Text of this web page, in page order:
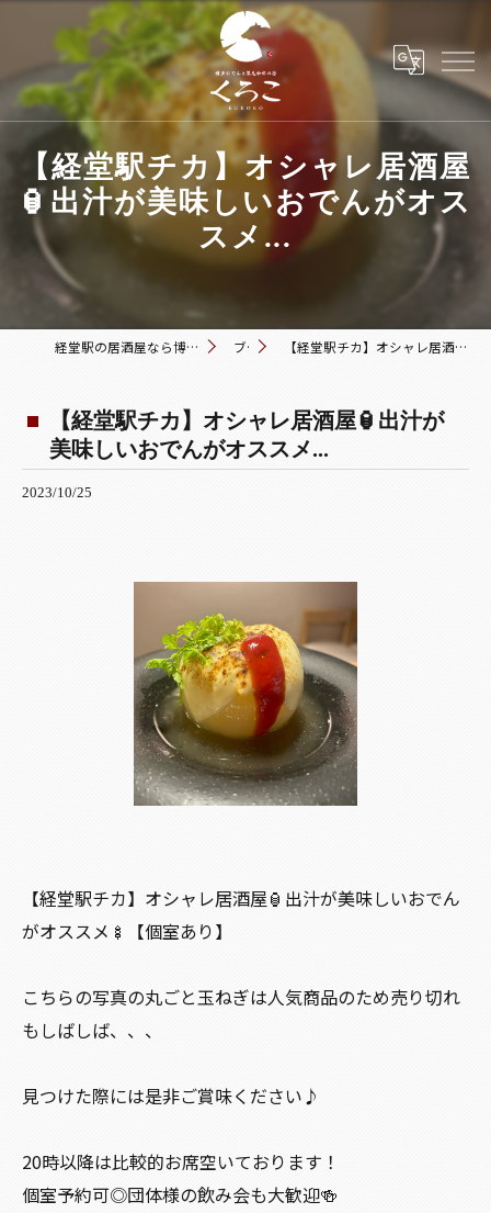
【経堂駅チカ】オシャレ居酒屋
🏮出汁が美味しいおでんがオス
スメ...
経堂駅の居酒屋なら博多おでんと黒毛和牛の店 くろこ ブログ 【経堂駅チカ】オシャレ居酒屋🏮出汁が美味しいおでんがオススメ...
【経堂駅チカ】オシャレ居酒屋🏮出汁が
美味しいおでんがオススメ...
2023/10/25
【経堂駅チカ】オシャレ居酒屋🏮出汁が美味しいおでん
がオススメ🍢【個室あり】
こちらの写真の丸ごと玉ねぎは人気商品のため売り切れ
もしばしば、、、
見つけた際には是非ご賞味ください♪
20時以降は比較的お席空いております！
個室予約可◎団体様の飲み会も大歓迎🍻